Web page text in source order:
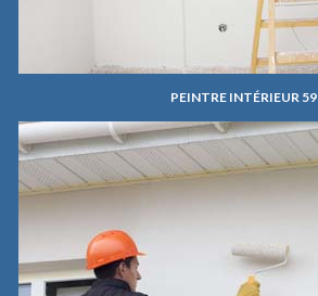
PEINTRE INTÉRIEUR 59